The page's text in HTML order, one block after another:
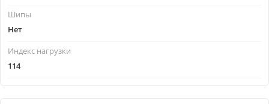
Шипы
Нет
Индекс нагрузки
114